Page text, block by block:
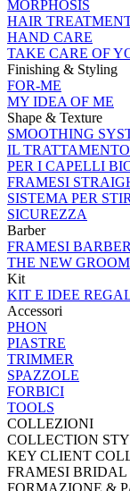
MORPHOSIS
HAIR
HAND CARE
TAKE CARE OF
Finishing & Styling
FOR-ME
MY IDEA OF ME
Shape & Texture
SMOOTHING
IL
PER I CAPELLI
FRAMESI
SISTEMA PER
SICUREZZA
Barber
FRAMESI
THE NEW
Kit
KIT E IDEE
Accessori
PHON
PIASTRE
TRIMMER
SPAZZOLE
FORBICI
TOOLS
COLLEZIONI
COLLECTION
KEY CLIENT
FRAMESI
FORMAZIONE &